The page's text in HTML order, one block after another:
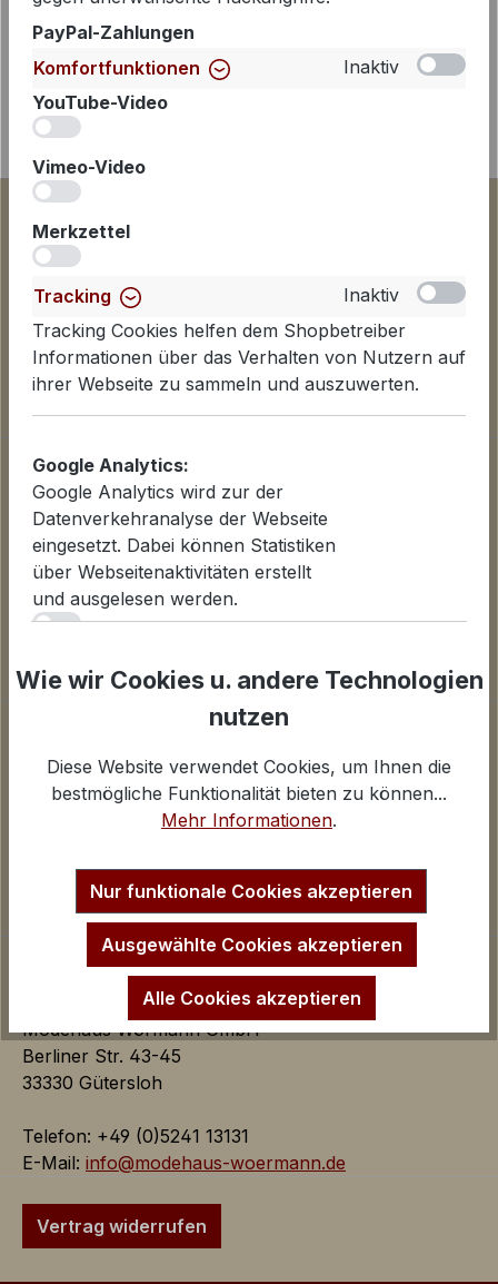
Informationen
Datenschutzerklärung
Lieferinformationen
Zahlungsarten
AGB
Widerrufsbelehrung
Über uns
Kontakt und E-Mail
Anfahrt Ladengeschäfte
Startseite
Modehaus Wörmann GmbH
Berliner Str. 43-45
33330 Gütersloh
Telefon: +49 (0)5241 13131
E-Mail: info@modehaus-woermann.de
Vertrag widerrufen
PayPal-Zahlungen
Komfortfunktionen
Inaktiv
YouTube-Video
Vimeo-Video
Merkzettel
Tracking
Inaktiv
Tracking Cookies helfen dem Shopbetreiber
Informationen über das Verhalten von Nutzern auf
ihrer Webseite zu sammeln und auszuwerten.
Google Analytics:
Google Analytics wird zur der
Datenverkehranalyse der Webseite
eingesetzt. Dabei können Statistiken
über Webseitenaktivitäten erstellt
und ausgelesen werden.
Für Statistiken und Shop-Performance-Metriken
Google Analytics
Marketing
Inaktiv
Marketing Cookies dienen dazu Werbeanzeigen
auf der Webseite zielgerichtet und individuell über
mehrere Seitenaufrufe und Browsersitzungen zu
Google AdSense:
Das Cookie wird von Google
Werbungseffizienz auf der
Webseite verwendet.
Google Ads:
Wie wir Cookies u. andere Technologien
nutzen
Diese Website verwendet Cookies, um Ihnen die
bestmögliche Funktionalität bieten zu können...
Mehr Informationen.
Nur funktionale Cookies akzeptieren
Ausgewählte Cookies akzeptieren
Alle Cookies akzeptieren